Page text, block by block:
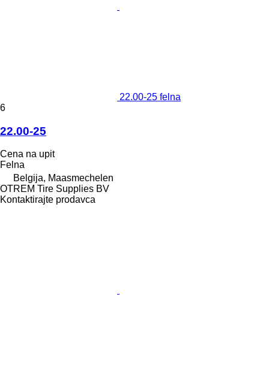
22.00-25 felna
6
22.00-25
Cena na upit
Felna
Belgija, Maasmechelen
OTREM Tire Supplies BV
Kontaktirajte prodavca